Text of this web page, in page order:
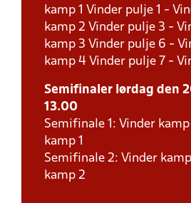
kamp 1 Vinder pulje 1 -
kamp 2 Vinder pulje 3 -
kamp 3 Vinder pulje 6 -
kamp 4 Vinder pulje 7 -
Semifinaler lørdag den
13.00
Semifinale 1: Vinder
kamp 1
Semifinale 2: Vinder
kamp 2